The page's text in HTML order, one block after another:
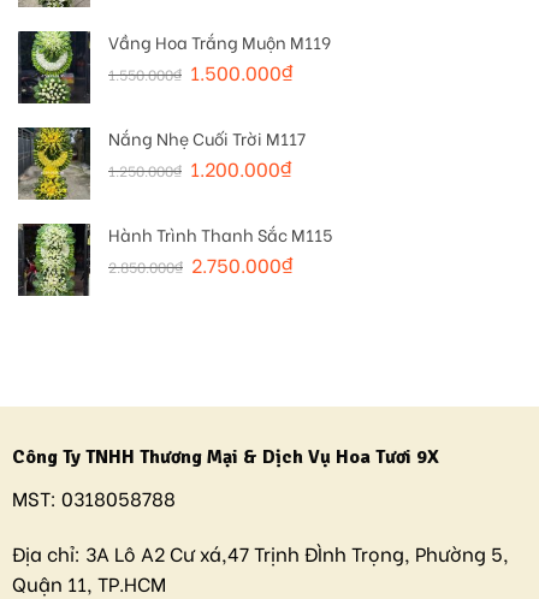
Vầng Hoa Trắng Muộn M119
1.550.000₫ 1.500.000₫
Nắng Nhẹ Cuối Trời M117
1.250.000₫ 1.200.000₫
Hành Trình Thanh Sắc M115
2.850.000₫ 2.750.000₫
Công Ty TNHH Thương Mại & Dịch Vụ Hoa Tươi 9X
MST: 0318058788
Địa chỉ: 3A Lô A2 Cư xá,47 Trịnh ĐÌnh Trọng, Phường 5,
Quận 11, TP.HCM